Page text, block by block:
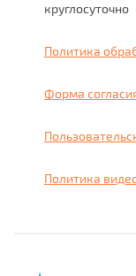
круглосуточно
Политика
Форма
Политика